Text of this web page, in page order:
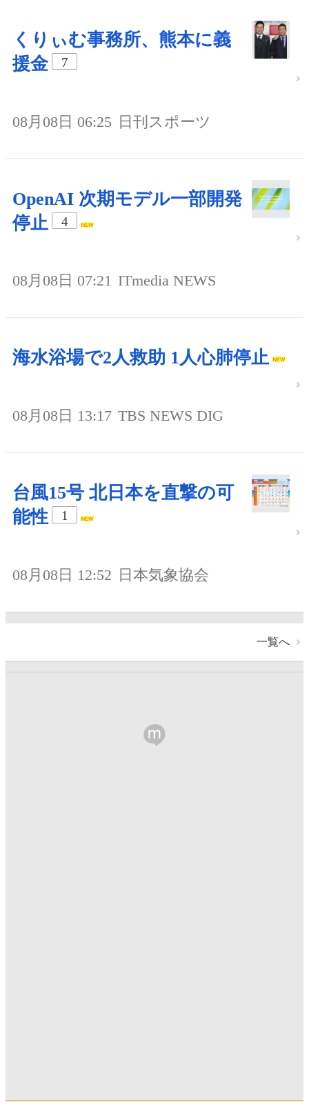
くりぃむ事務所、熊本に義
援金
7
08月08日 06:25 日刊スポーツ
OpenAI 次期モデル一部開発
停止
4
08月08日 07:21 ITmedia NEWS
海水浴場で2人救助 1人心肺停止
08月08日 13:17 TBS NEWS DIG
台風15号 北日本を直撃の可
能性
1
08月08日 12:52 日本気象協会
一覧へ